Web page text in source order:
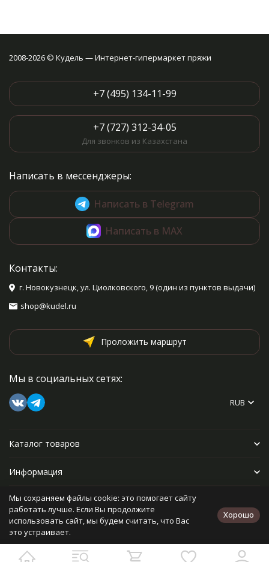
2008-2026 © Кудель — Интернет-гипермаркет пряжи
+7 (495) 134-11-99
+7 (727) 312-34-05
Для звонков из Казахстана
Написать в мессенджеры:
Написать в Telegram
Написать в MAX
Контакты:
г. Новокузнецк, ул. Циолковского, 9 (один из пунктов выдачи)
shop@kudel.ru
Проложить маршрут
Мы в социальных сетях:
RUB
Каталог товаров
Информация
Прочее
Политика персональных данных
Разработано в
bodysite.ru
Мы сохраняем файлы cookie: это помогает сайту
работать лучше. Если Вы продолжите
использовать сайт, мы будем считать, что Вас
это устраивает.
Хорошо